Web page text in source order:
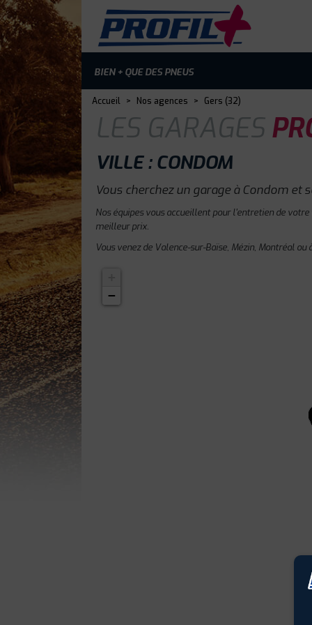
BIEN + QUE DES PNEUS
Accueil > Nos agences > Gers (32)
LES GARAGES
VILLE : CONDOM
Vous cherchez un garage à Condom et
Nos équipes vous accueillent pour l'entretien de
meilleur prix.
Vous venez de Valence-sur-Baïse, Mézin, Montréal
−